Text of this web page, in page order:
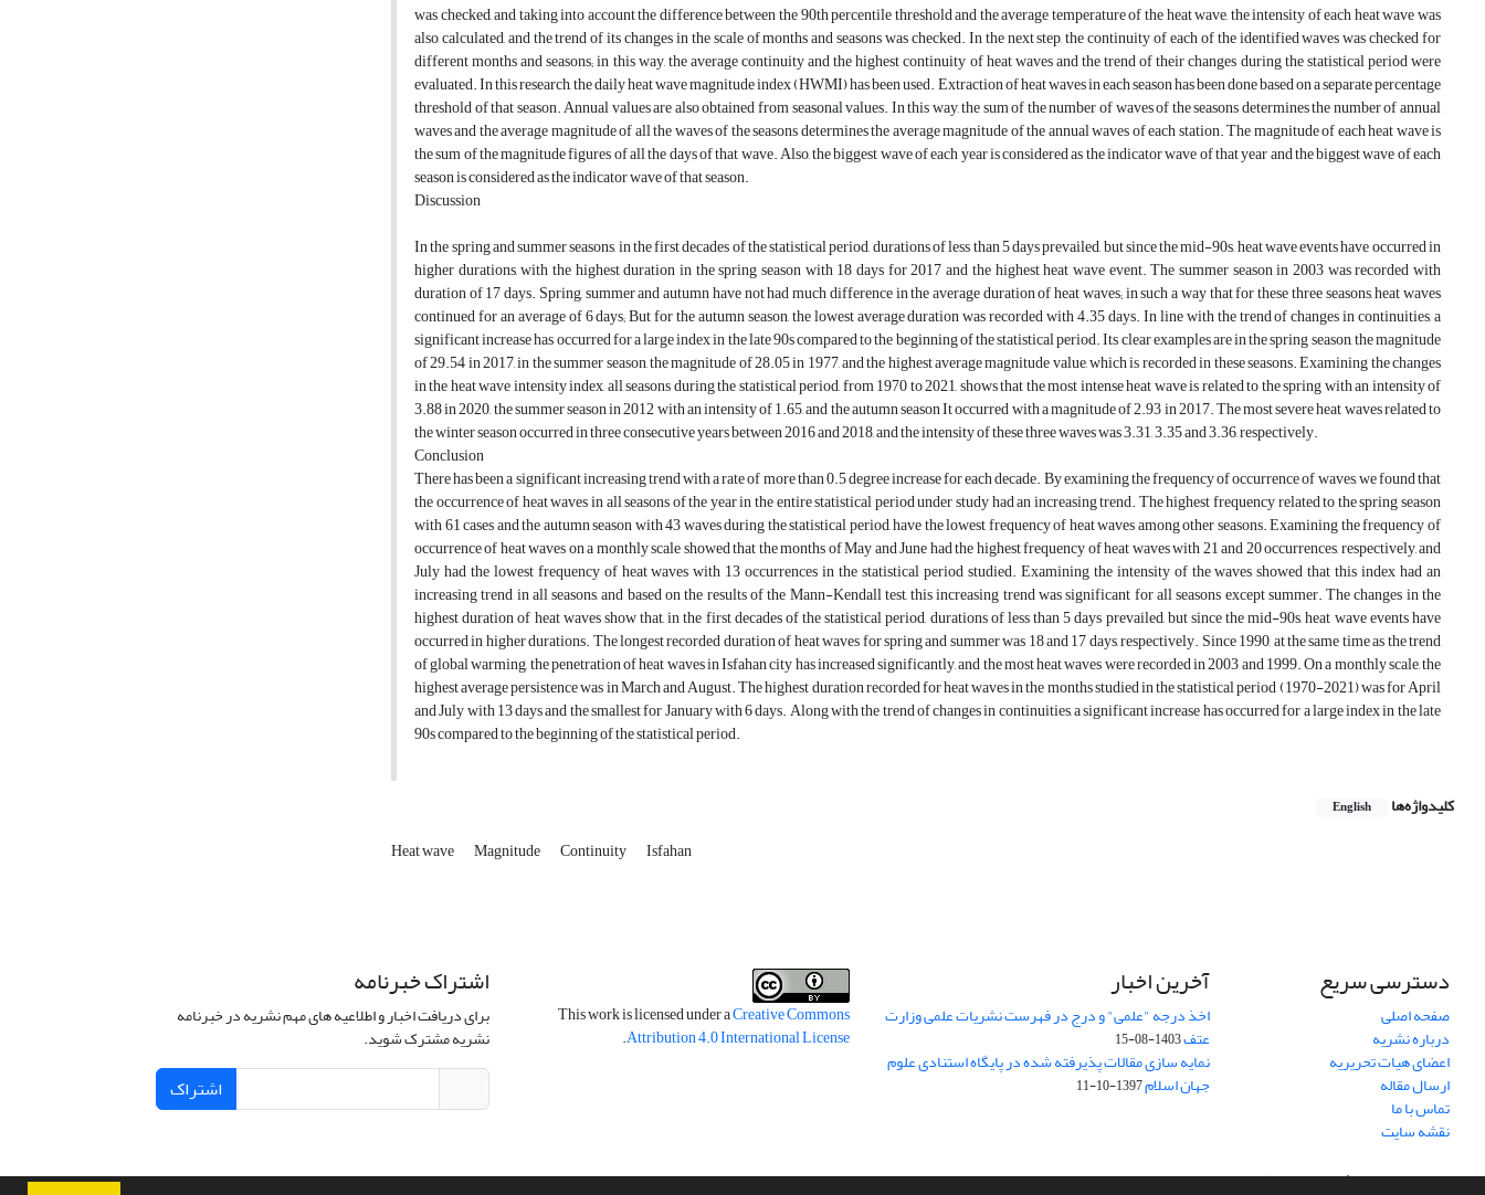
was checked, and taking into account the difference between the 90th percentile threshold and the average temperature of the heat wave, the intensity of each heat wave was
also calculated, and the trend of its changes in the scale of months and seasons was checked. In the next step, the continuity of each of the identified waves was checked for
different months and seasons; in this way, the average continuity and the highest continuity of heat waves and the trend of their changes during the statistical period were
evaluated. In this research, the daily heat wave magnitude index (HWMI) has been used. Extraction of heat waves in each season has been done based on a separate percentage
threshold of that season. Annual values are also obtained from seasonal values. In this way, the sum of the number of waves of the seasons determines the number of annual
waves and the average magnitude of all the waves of the seasons determines the average magnitude of the annual waves of each station. The magnitude of each heat wave is
the sum of the magnitude figures of all the days of that wave. Also, the biggest wave of each year is considered as the indicator wave of that year and the biggest wave of each
season is considered as the indicator wave of that season.
Discussion
In the spring and summer seasons, in the first decades of the statistical period, durations of less than 5 days prevailed, but since the mid-90s, heat wave events have occurred in
higher durations, with the highest duration in the spring season with 18 days for 2017 and the highest heat wave event. The summer season in 2003 was recorded with
duration of 17 days. Spring, summer and autumn have not had much difference in the average duration of heat waves; in such a way that for these three seasons, heat waves
continued for an average of 6 days; But for the autumn season, the lowest average duration was recorded with 4.35 days. In line with the trend of changes in continuities, a
significant increase has occurred for a large index in the late 90s compared to the beginning of the statistical period. Its clear examples are in the spring season, the magnitude
of 29.54 in 2017, in the summer season, the magnitude of 28.05 in 1977, and the highest average magnitude value, which is recorded in these seasons. Examining the changes
in the heat wave intensity index, all seasons during the statistical period, from 1970 to 2021, shows that the most intense heat wave is related to the spring with an intensity of
3.88 in 2020, the summer season in 2012 with an intensity of 1.65, and the autumn season It occurred with a magnitude of 2.93 in 2017. The most severe heat waves related to
the winter season occurred in three consecutive years between 2016 and 2018, and the intensity of these three waves was 3.31, 3.35 and 3.36, respectively.
Conclusion
There has been a significant increasing trend with a rate of more than 0.5 degree increase for each decade. By examining the frequency of occurrence of waves, we found that
the occurrence of heat waves in all seasons of the year in the entire statistical period under study had an increasing trend. The highest frequency related to the spring season
with 61 cases and the autumn season with 43 waves during the statistical period, have the lowest frequency of heat waves among other seasons. Examining the frequency of
occurrence of heat waves on a monthly scale showed that the months of May and June had the highest frequency of heat waves with 21 and 20 occurrences, respectively, and
July had the lowest frequency of heat waves with 13 occurrences in the statistical period studied. Examining the intensity of the waves showed that this index had an
increasing trend in all seasons, and based on the results of the Mann-Kendall test, this increasing trend was significant for all seasons except summer. The changes in the
highest duration of heat waves show that, in the first decades of the statistical period, durations of less than 5 days prevailed, but since the mid-90s, heat wave events have
occurred in higher durations. The longest recorded duration of heat waves for spring and summer was 18 and 17 days, respectively. Since 1990, at the same time as the trend
of global warming, the penetration of heat waves in Isfahan city has increased significantly, and the most heat waves were recorded in 2003 and 1999. On a monthly scale, the
highest average persistence was in March and August. The highest duration recorded for heat waves in the months studied in the statistical period (1970-2021) was for April
and July with 13 days and the smallest for January with 6 days. Along with the trend of changes in continuities, a significant increase has occurred for a large index in the late
90s compared to the beginning of the statistical period.
کلیدواژه‌ها English
Heat wave Magnitude Continuity Isfahan
دسترسی سریع
صفحه اصلی
درباره نشریه
اعضای هیات تحریریه
ارسال مقاله
تماس با ما
نقشه سایت
آخرین اخبار
اخذ درجه "علمی" و درج در فهرست نشریات علمی وزارت
عتف1403-08-15
نمایه سازی مقالات پذیرفته شده در پایگاه استنادی علوم
جهان اسلام1397-10-11
This work is licensed under aCreative Commons
Attribution 4.0 International License
.
اشتراک خبرنامه
برای دریافت اخبار و اطلاعیه های مهم نشریه در خبرنامه
نشریه مشترک شوید.
اشتراک
سامانه مدیریت نشریات علمی.طراحی و پیاده سازی ازسیناوب